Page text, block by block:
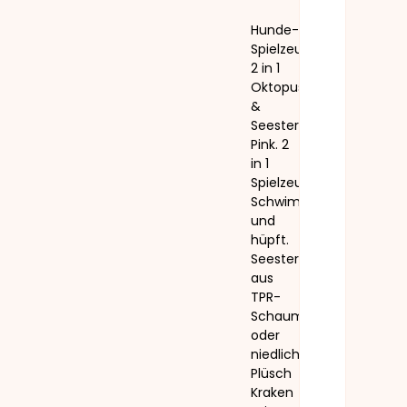
Hunde-
Spielzeug
2 in 1
Oktopus
&
Seestern
Pink. 2
in 1
Spielzeug.
Schwimmt
und
hüpft.
Seestern
aus
TPR-
Schaumstoff
oder
niedlicher
Plüsch
Kraken